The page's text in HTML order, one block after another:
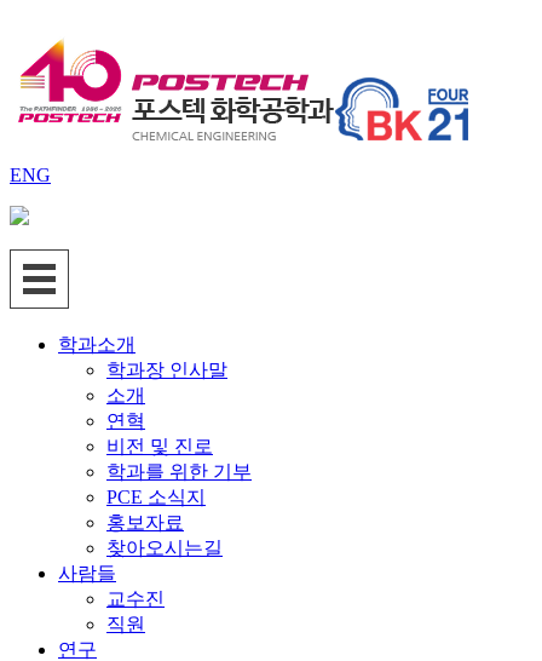
ENG
학과소개
학과장 인사말
소개
연혁
비전 및 진로
학과를 위한 기부
PCE 소식지
홍보자료
찾아오시는길
사람들
교수진
직원
연구